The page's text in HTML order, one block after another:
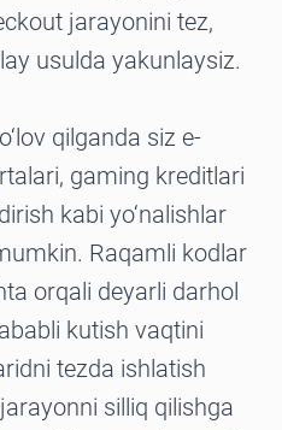
jarayonini tez,
usulda yakunlaysiz.
qilganda siz e-
gaming kreditlari
kabi yo‘nalishlar
Raqamli kodlar
orqali deyarli darhol
kutish vaqtini
tezda ishlatish
silliq qilishga